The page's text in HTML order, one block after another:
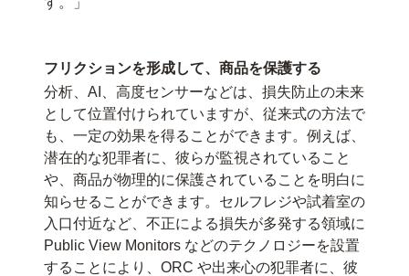
フリクションを形成して、商品を保護する
分析、AI、高度センサーなどは、損失防止の未来
として位置付けられていますが、従来式の方法で
も、一定の効果を得ることができます。例えば、
潜在的な犯罪者に、彼らが監視されていること
や、商品が物理的に保護されていることを明白に
知らせることができます。セルフレジや試着室の
入口付近など、不正による損失が多発する領域に
Public View Monitors などのテクノロジーを設置
することにより、ORC や出来心の犯罪者に、彼